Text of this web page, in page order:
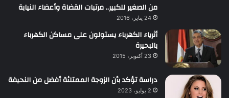
من الصغير للكبير.. مرتبات القضاة وأعضاء النيابة
24 يناير، 2016
أثرياء الكهرباء يستولون على مساكن الكهرباء
بالبحيرة
23 أكتوبر، 2015
دراسة تؤكد بأن الزوجة الممتلئة أفضل من النحيفة
2 يوليو، 2023